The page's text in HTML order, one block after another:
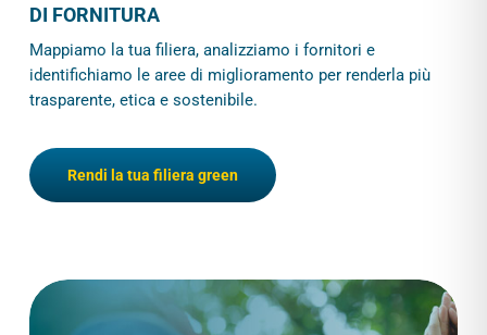
DI FORNITURA
Mappiamo la tua filiera, analizziamo i fornitori e
identifichiamo le aree di miglioramento per renderla più
trasparente, etica e sostenibile.
Rendi la tua filiera green